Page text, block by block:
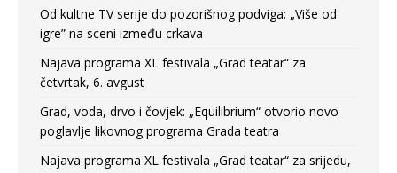
Od kultne TV serije do pozorišnog podviga: „Više od
igre” na sceni između crkava
Najava programa XL festivala „Grad teatar“ za
četvrtak, 6. avgust
Grad, voda, drvo i čovjek: „Equilibrium“ otvorio novo
poglavlje likovnog programa Grada teatra
Najava programa XL festivala „Grad teatar“ za srijedu,